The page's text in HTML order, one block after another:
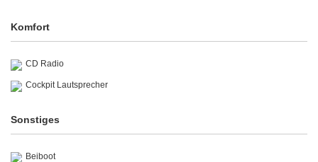
Komfort
CD Radio
Cockpit Lautsprecher
Sonstiges
Beiboot